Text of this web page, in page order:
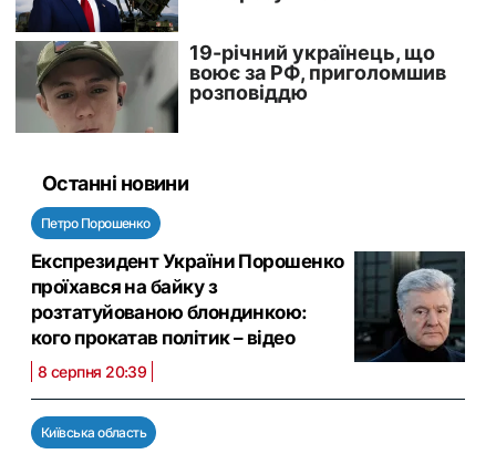
Останні новини
Петро Порошенко
Експрезидент України Порошенко
проїхався на байку з
розтатуйованою блондинкою:
кого прокатав політик – відео
8 серпня 20:39
Київська область